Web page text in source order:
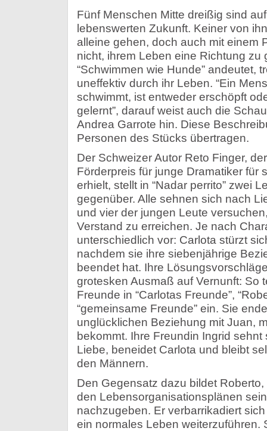
Fünf Menschen Mitte dreißig sind
lebenswerten Zukunft. Keiner von
alleine gehen, doch auch mit einem
nicht, ihrem Leben eine Richtung zu
“Schwimmen wie Hunde” andeutet,
uneffektiv durch ihr Leben. “Ein
schwimmt, ist entweder erschöpft
gelernt”, darauf weist auch die
Andrea Garrote hin. Diese
Personen des Stücks übertragen.
Der Schweizer Autor Reto Finger,
Förderpreis für junge Dramatiker für
erhielt, stellt in “Nadar perrito” zwei
gegenüber. Alle sehnen sich nach
und vier der jungen Leute
Verstand zu erreichen. Je nach
unterschiedlich vor: Carlota stürzt
nachdem sie ihre siebenjährige
beendet hat. Ihre
grotesken Ausmaß auf Vernunft: So
Freunde in “Carlotas Freunde”,
“gemeinsame Freunde” ein. Sie
unglücklichen Beziehung mit Juan,
bekommt. Ihre Freundin Ingrid
Liebe, beneidet Carlota und bleibt
den Männern.
Den Gegensatz dazu bildet
den Lebensorganisationsplänen
nachzugeben. Er verbarrikadiert
ein normales Leben weiterzuführen.